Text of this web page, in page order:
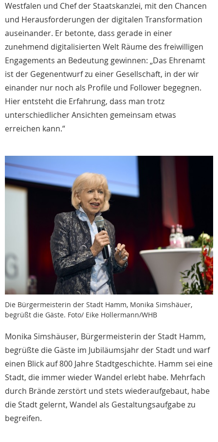
Westfalen und Chef der Staatskanzlei, mit den Chancen
und Herausforderungen der digitalen Transformation
auseinander. Er betonte, dass gerade in einer
zunehmend digitalisierten Welt Räume des freiwilligen
Engagements an Bedeutung gewinnen: „Das Ehrenamt
ist der Gegenentwurf zu einer Gesellschaft, in der wir
einander nur noch als Profile und Follower begegnen.
Hier entsteht die Erfahrung, dass man trotz
unterschiedlicher Ansichten gemeinsam etwas
erreichen kann.“
Die Bürgermeisterin der Stadt Hamm, Monika Simshäuer,
begrüßt die Gäste. Foto/ Eike Hollermann/WHB
Monika Simshäuser, Bürgermeisterin der Stadt Hamm,
begrüßte die Gäste im Jubiläumsjahr der Stadt und warf
einen Blick auf 800 Jahre Stadtgeschichte. Hamm sei eine
Stadt, die immer wieder Wandel erlebt habe. Mehrfach
durch Brände zerstört und stets wiederaufgebaut, habe
die Stadt gelernt, Wandel als Gestaltungsaufgabe zu
begreifen.